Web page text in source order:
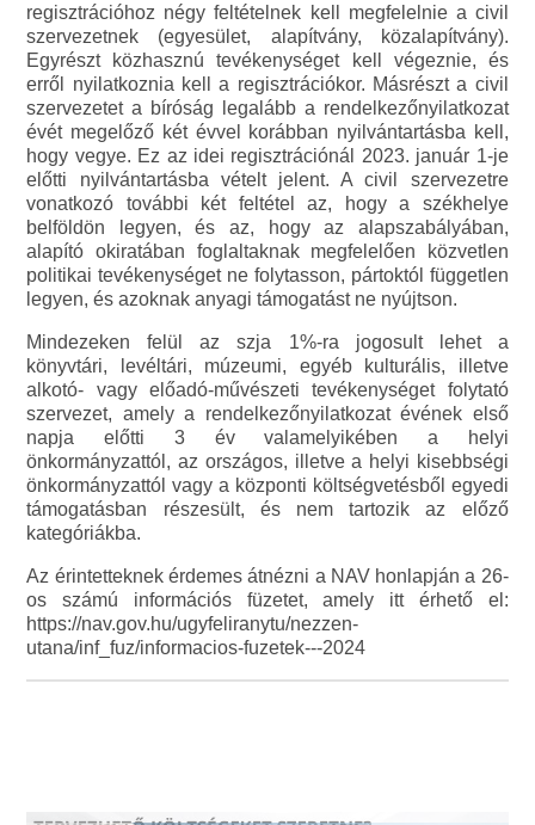
regisztrációhoz négy feltételnek kell megfelelnie a civil
szervezetnek (egyesület, alapítvány, közalapítvány).
Egyrészt közhasznú tevékenységet kell végeznie, és
erről nyilatkoznia kell a regisztrációkor. Másrészt a civil
szervezetet a bíróság legalább a rendelkezőnyilatkozat
évét megelőző két évvel korábban nyilvántartásba kell,
hogy vegye. Ez az idei regisztrációnál 2023. január 1-je
előtti nyilvántartásba vételt jelent. A civil szervezetre
vonatkozó további két feltétel az, hogy a székhelye
belföldön legyen, és az, hogy az alapszabályában,
alapító okiratában foglaltaknak megfelelően közvetlen
politikai tevékenységet ne folytasson, pártoktól független
legyen, és azoknak anyagi támogatást ne nyújtson.
Mindezeken felül az szja 1%-ra jogosult lehet a
könyvtári, levéltári, múzeumi, egyéb kulturális, illetve
alkotó- vagy előadó-művészeti tevékenységet folytató
szervezet, amely a rendelkezőnyilatkozat évének első
napja előtti 3 év valamelyikében a helyi
önkormányzattól, az országos, illetve a helyi kisebbségi
önkormányzattól vagy a központi költségvetésből egyedi
támogatásban részesült, és nem tartozik az előző
kategóriákba.
Az érintetteknek érdemes átnézni a NAV honlapján a 26-
os számú információs füzetet, amely itt érhető el:
https://nav.gov.hu/ugyfeliranytu/nezzen-
utana/inf_fuz/informacios-fuzetek---2024